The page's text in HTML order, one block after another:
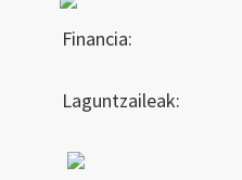
Financia:
Laguntzaileak: